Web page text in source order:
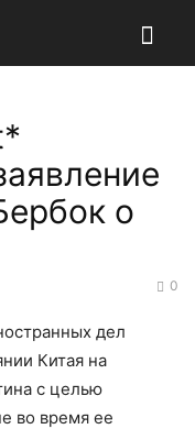
о
0
дел
Китая на
с целью
во время ее